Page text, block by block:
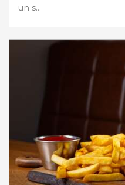
un s...